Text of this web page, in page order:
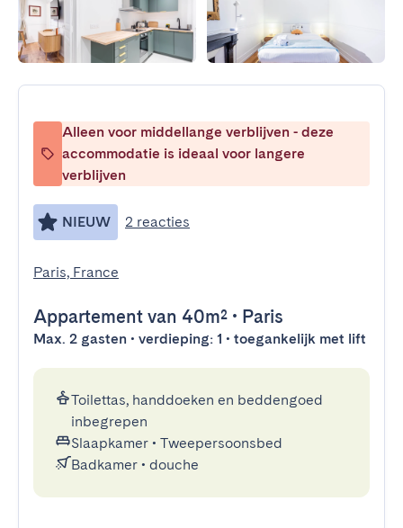
Alleen voor middellange verblijven - deze
accommodatie is ideaal voor langere
verblijven
NIEUW 2 reacties
Paris, France
Appartement van 40m² • Paris
Max. 2 gasten • verdieping: 1 • toegankelijk met lift
Toilettas, handdoeken en beddengoed
inbegrepen
Slaapkamer • Tweepersoonsbed
Badkamer • douche